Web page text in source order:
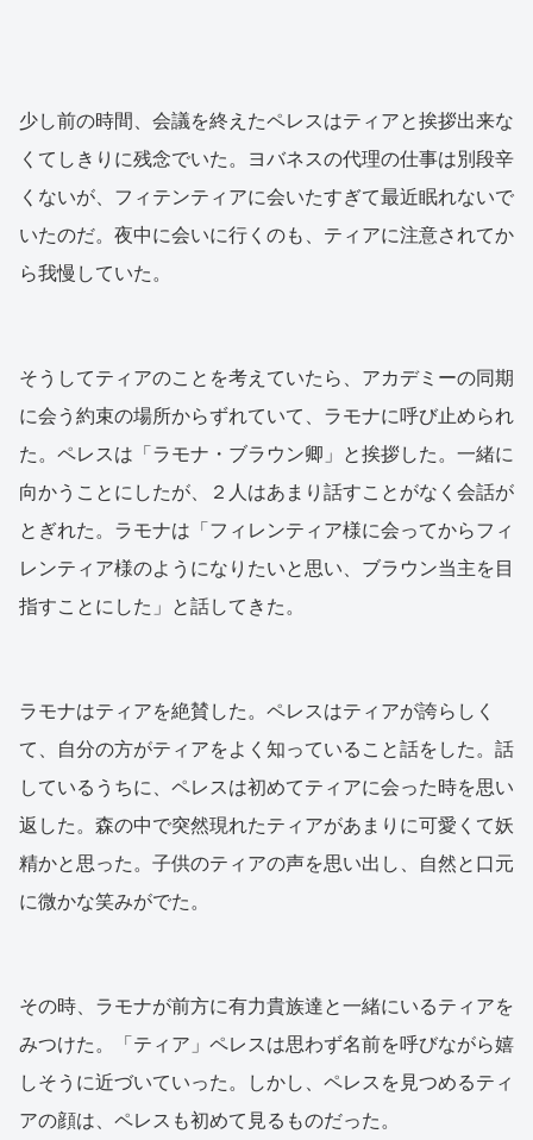
少し前の時間、会議を終えたペレスはティアと挨拶出来な
くてしきりに残念でいた。ヨバネスの代理の仕事は別段辛
くないが、フィテンティアに会いたすぎて最近眠れないで
いたのだ。夜中に会いに行くのも、ティアに注意されてか
ら我慢していた。
そうしてティアのことを考えていたら、アカデミーの同期
に会う約束の場所からずれていて、ラモナに呼び止められ
た。ペレスは「ラモナ・ブラウン卿」と挨拶した。一緒に
向かうことにしたが、２人はあまり話すことがなく会話が
とぎれた。ラモナは「フィレンティア様に会ってからフィ
レンティア様のようになりたいと思い、ブラウン当主を目
指すことにした」と話してきた。
ラモナはティアを絶賛した。ペレスはティアが誇らしく
て、自分の方がティアをよく知っていること話をした。話
しているうちに、ペレスは初めてティアに会った時を思い
返した。森の中で突然現れたティアがあまりに可愛くて妖
精かと思った。子供のティアの声を思い出し、自然と口元
に微かな笑みがでた。
その時、ラモナが前方に有力貴族達と一緒にいるティアを
みつけた。「ティア」ペレスは思わず名前を呼びながら嬉
しそうに近づいていった。しかし、ペレスを見つめるティ
アの顔は、ペレスも初めて見るものだった。